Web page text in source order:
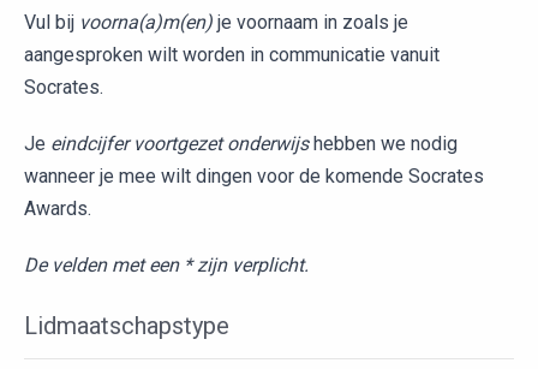
Vul bij voorna(a)m(en) je voornaam in zoals je
aangesproken wilt worden in communicatie vanuit
Socrates.
Je eindcijfer voortgezet onderwijshebben we nodig
wanneer je mee wilt dingen voor de komende Socrates
Awards.
De velden met een * zijn verplicht.
Lidmaatschapstype